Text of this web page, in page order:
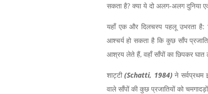
सकता है? क्या ये दो अलग-अलग दुनिया
यहाँ एक और दिलचस्प पहलू उभरता है:
आश्चर्य हो सकता है कि कुछ साँप
आश्रय लेते हैं, वहाँ साँपों का छिपकर
शाट्टी(Schatti, 1984)ने सर्वप्रथम
वाले साँपों की कुछ प्रजातियों को